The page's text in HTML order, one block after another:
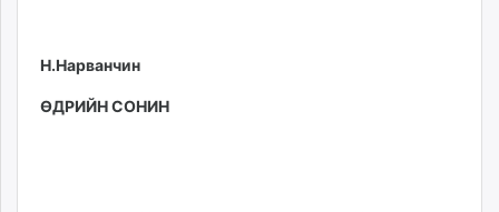
Н.Нарванчин
ӨДРИЙН СОНИН